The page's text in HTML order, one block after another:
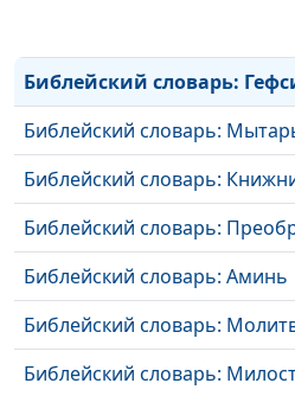
Библейский словарь:
Библейский словарь:
Библейский словарь:
Библейский словарь:
Библейский словарь: Аминь
Библейский словарь:
Библейский словарь: